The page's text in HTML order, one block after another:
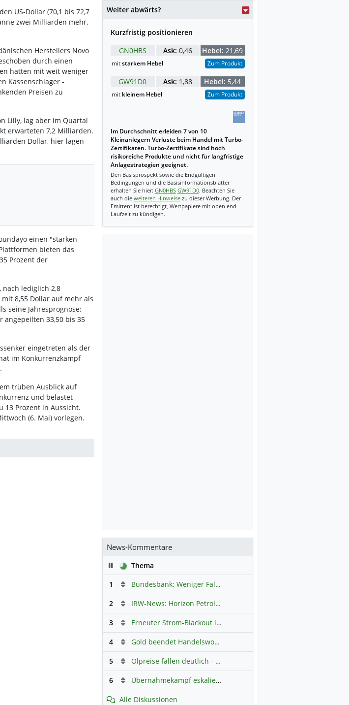
US-Dollar (70,1 bis 72,7
zwei Milliarden mehr.
Herstellers Novo
durch einen
hatten mit weit weniger
Kassenschlager -
Preisen zu
Lilly, lag aber im Quartal
erwarteten 7,2 Milliarden.
Dollar, hier lagen
einen "starken
bieten das
Prozent der
lediglich 2,8
8,55 Dollar auf mehr als
seine Jahresprognose:
angepeilten 33,50 bis 35
eingetreten als der
im Konkurrenzkampf
trüben Ausblick auf
und belastet
13 Prozent in Aussicht.
(6. Mai) vorlegen.
Weiter abwärts?
Kurzfristig positionieren
GN0HBS
Ask: 0,46 Hebel: 21,69
mitstarkem Hebel Zum Produkt
GW91D0 Ask: 1,88 Hebel: 5,44
mit kleinem Hebel Zum Produkt
Im Durchschnitt erleiden 7 von 10
Kleinanlegern Verluste beim Handel mit Turbo-
Zertifikaten. Turbo-Zertifikate sind hoch
risikoreiche Produkte und nicht für langfristige
Anlagestrategien geeignet.
Den Basisprospekt sowie die Endgültigen
Bedingungen und die Basisinformationsblätter
erhalten Sie hier: GN0HBS GW91D0. Beachten Sie
auch die weiteren Hinweisezu dieser Werbung. Der
Emittent ist berechtigt, Wertpapiere mit open end-
Laufzeit zu kündigen.
News-Kommentare
PauseThema
1
Bundesbank: Weniger Falschgeld in Deutschland
2 IRW-News: Horizon Petroleum Ltd. : Horizon Petroleum beginnt mit der Testförderung im Projekt Lachowice in Polen und schließt die Platzierung einer überzeichneten Wandelanleihe ab
3 Erneuter Strom-Blackout legt ganz Kuba lahm
4 Gold beendet Handelswoche mit Knall: Barrick Mining – Ist diese Aktie wieder ein Kauf?
5 Ölpreise fallen deutlich - Fortschritte zwischen USA und Iran belasten
6 Übernahmekampf eskaliert: Wird die Commerzbank italienisch?
Alle Diskussionen